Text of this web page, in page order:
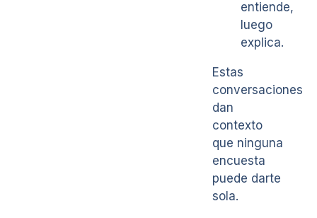
entiende,
luego
explica.
Estas
conversaciones
dan
contexto
que ninguna
encuesta
puede darte
sola.